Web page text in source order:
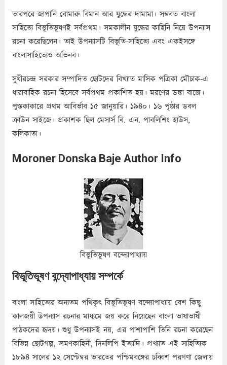
তারপরে জাপানি বােমারু বিমান আর যুদ্ধের দামামা। সম্ভবত বাংলা
সাহিত্যে বিভূতিভূষণই সর্বপ্রথম। সমকালীন যুদ্ধের কাহিনি নিয়ে উপন্যাস
রচনা করেছিলেন। তাই উপন্যাসটি বিভূতি-সাহিত্যে এবং একইসঙ্গে
বাংলাসাহিত্যেও অভিনব।
সুধীরচন্দ্র সরকার সম্পাদিত ছােটদের বিখ্যাত মাসিক পত্রিকা মৌচাক-এ
ধারাবাহিক রচনা হিসেবে সর্বপ্রথম প্রকাশিত হয়। মরণের ডঙ্কা বাজে।
পুস্তকাকারে প্রথম আবির্ভাব ১৫ জানুয়ারি। ১৯৪০। ১৬ পৃষ্ঠার ডবল
ক্রাউন সাইজে। প্রকাশক ছিল মেসার্স বি. এন. পাবলিশিং হাউস,
কলিকাতা।
Moroner Donska Baje Author Info
বিভূতিভূষণ বন্দ্যোপাধ্যায়
বিভূতিভূষণ বন্দ্যোপাধ্যায় সম্পর্কে
বাংলা সাহিত্যের অন্যতম পথিকৃৎ বিভূতিভূষণ বন্দ্যোপাধ্যায় বেশ কিছু
কালজয়ী উপন্যাস রচনার মাধ্যমে জয় করে নিয়েছেন বাংলা ভাষাভাষী
পাঠকদের হৃদয়। শুধু উপন্যাসই নয়, এর পাশাপাশি তিনি রচনা করেছেন
বিভিন্ন ছোটগল্প, ভ্রমণকাহিনী, দিনলিপি ইত্যাদি। প্রখ্যাত এই সাহিত্যিক
১৮৯৪ সালের ১২ সেপ্টেম্বর ভারতের পশ্চিমবঙ্গের চব্বিশ পরগণা জেলায়